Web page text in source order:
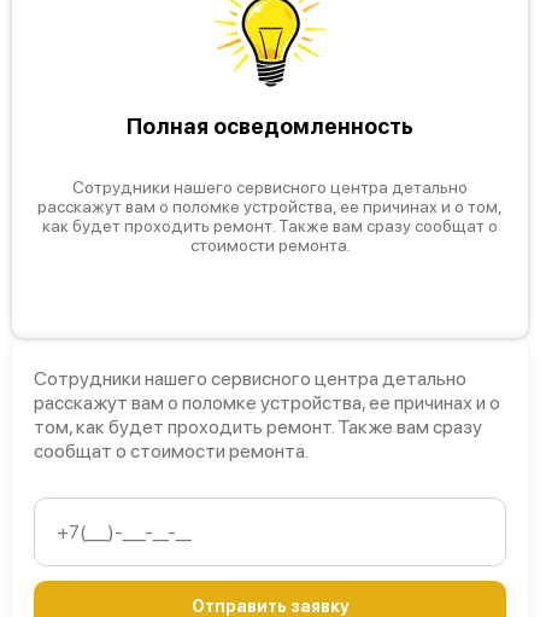
Полная осведомленность
Сотрудники нашего сервисного центра детально
расскажут вам о поломке устройства, ее причинах и о том,
как будет проходить ремонт. Также вам сразу сообщат о
стоимости ремонта.
Сотрудники нашего сервисного центра детально
расскажут вам о поломке устройства, ее причинах и о
том, как будет проходить ремонт. Также вам сразу
сообщат о стоимости ремонта.
Отправить заявку